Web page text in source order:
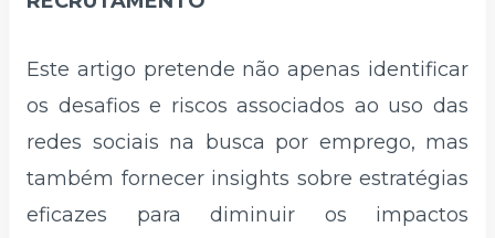
Este artigo pretende não apenas identificar
os desafios e riscos associados ao uso das
redes sociais na busca por emprego, mas
também fornecer insights sobre estratégias
eficazes para diminuir os impactos